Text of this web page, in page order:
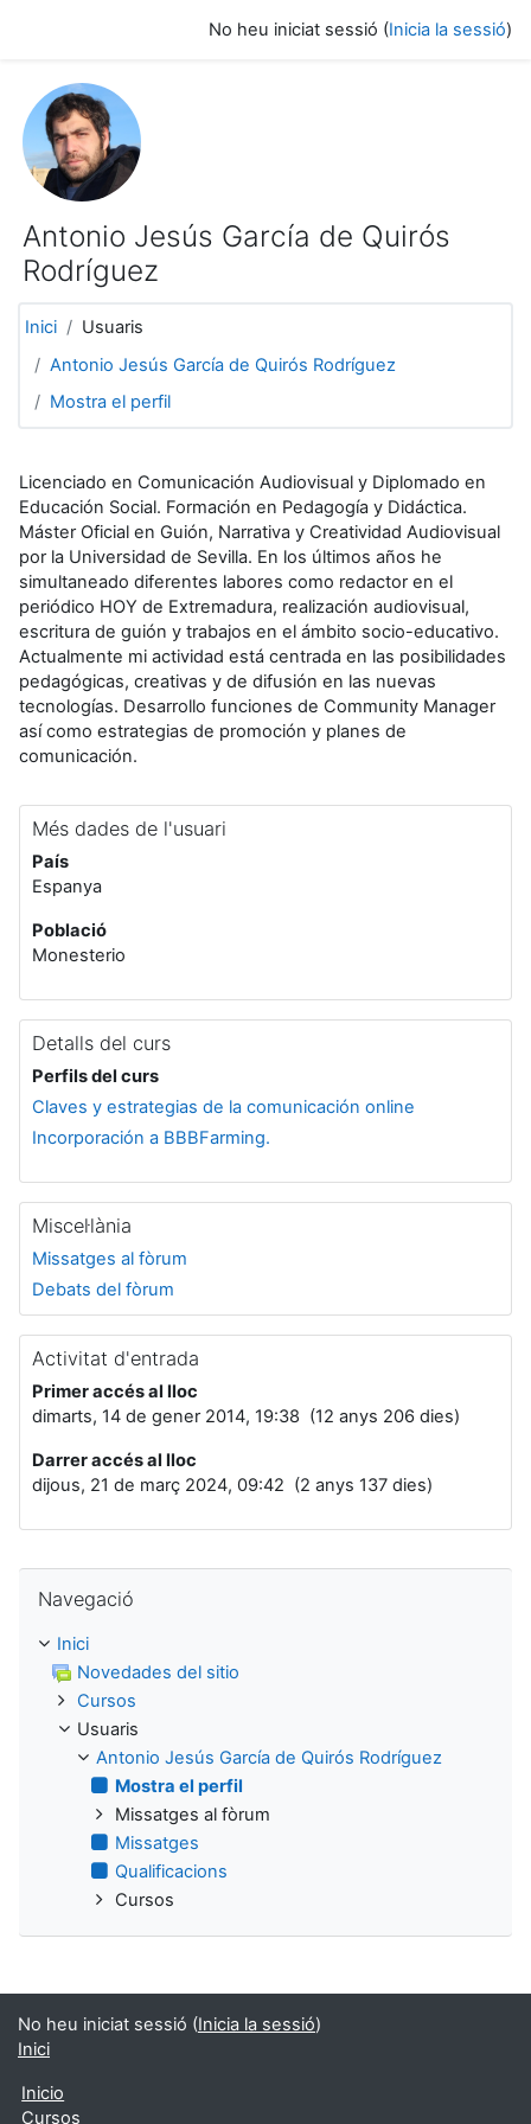
No heu iniciat sessió (Inicia la sessió)
Antonio Jesús García de Quirós
Rodríguez
Inici
Usuaris
Antonio Jesús García de Quirós Rodríguez
Mostra el perfil
Licenciado en Comunicación Audiovisual y Diplomado en
Educación Social. Formación en Pedagogía y Didáctica.
Máster Oficial en Guión, Narrativa y Creatividad Audiovisual
por la Universidad de Sevilla. En los últimos años he
simultaneado diferentes labores como redactor en el
periódico HOY de Extremadura, realización audiovisual,
escritura de guión y trabajos en el ámbito socio-educativo.
Actualmente mi actividad está centrada en las posibilidades
pedagógicas, creativas y de difusión en las nuevas
tecnologías. Desarrollo funciones de Community Manager
así como estrategias de promoción y planes de
comunicación.
Més dades de l'usuari
País
Espanya
Població
Monesterio
Detalls del curs
Perfils del curs
Claves y estrategias de la comunicación online
Incorporación a BBBFarming.
Miscel·lània
Missatges al fòrum
Debats del fòrum
Activitat d'entrada
Primer accés al lloc
dimarts, 14 de gener 2014, 19:38 (12 anys 206 dies)
Darrer accés al lloc
dijous, 21 de març 2024, 09:42 (2 anys 137 dies)
Navegació
Inici
Novedades del sitio
Cursos
Usuaris
Antonio Jesús García de Quirós Rodríguez
Mostra el perfil
Missatges al fòrum
Missatges
Qualificacions
Cursos
No heu iniciat sessió (Inicia la sessió)
Inici
Inicio
Cursos